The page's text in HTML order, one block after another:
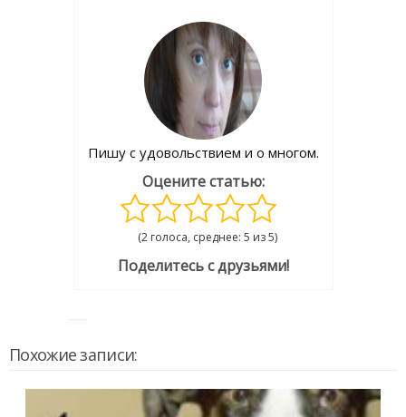
Пишу с удовольствием и о многом.
Оцените статью:
(2 голоса, среднее: 5 из 5)
Поделитесь с друзьями!
Похожие записи: